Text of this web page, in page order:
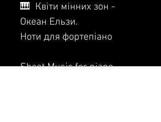
🎹 Квіти мінних зон -
Океан Ельзи.
Ноти для фортепіано
Sheet Music for piano.